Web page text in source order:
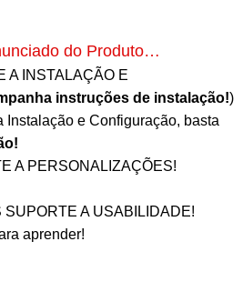
do Produto…
A INSTALAÇÃO E
instruções de instalação!)
Instalação e Configuração, basta
!
A PERSONALIZAÇÕES!
A USABILIDADE!
aprender!